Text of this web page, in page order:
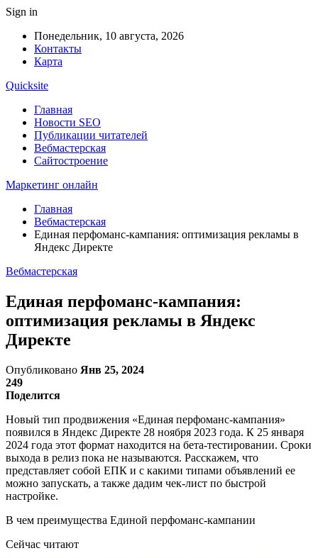
Sign in
Понедельник, 10 августа, 2026
Контакты
Карта
Quicksite
Главная
Новости SEO
Публикации читателей
Вебмастерская
Сайтостроение
Маркетинг онлайн
Главная
Вебмастерская
Единая перфоманс-кампания: оптимизация рекламы в
Яндекс Директе
Вебмастерская
Единая перфоманс-кампания:
оптимизация рекламы в Яндекс
Директе
Опубликовано Янв 25, 2024
249
Поделится
Новый тип продвижения «Единая перфоманс-кампания»
появился в Яндекс Директе 28 ноября 2023 года. К 25 января
2024 года этот формат находится на бета-тестировании. Сроки
выхода в релиз пока не называются. Расскажем, что
представляет собой ЕПК и с какими типами объявлений ее
можно запускать, а также дадим чек-лист по быстрой
настройке.
В чем преимущества Единой перфоманс-кампании
Сейчас читают